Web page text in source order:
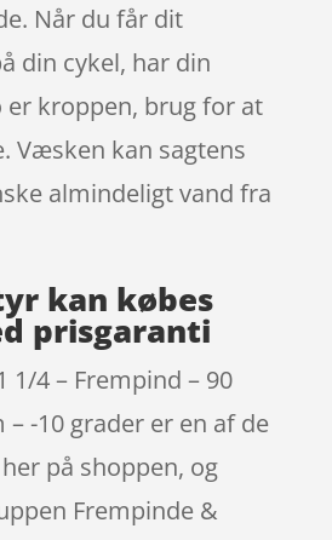
Når du får dit
din cykel, har din
kroppen, brug for at
Væsken kan sagtens
almindeligt vand fra
kan købes
prisgaranti
1/4 – Frempind – 90
– -10 grader er en af de
på shoppen, og
Frempinde &